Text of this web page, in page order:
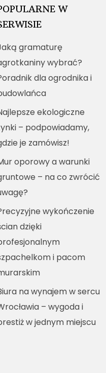
W
gramaturę
wybrać?
dla ogrodnika i
ekologiczne
– podpowiadamy,
je zamówisz!
oporowy a warunki
– na co zwrócić
wykończenie
dzięki
i pacom
na wynajem w sercu
– wygoda i
w jednym miejscu